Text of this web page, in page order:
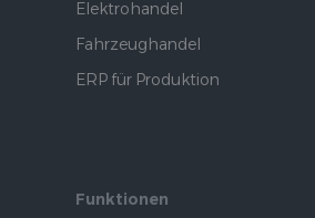
Elektrohandel
Fahrzeughandel
ERP für Produktion
Funktionen